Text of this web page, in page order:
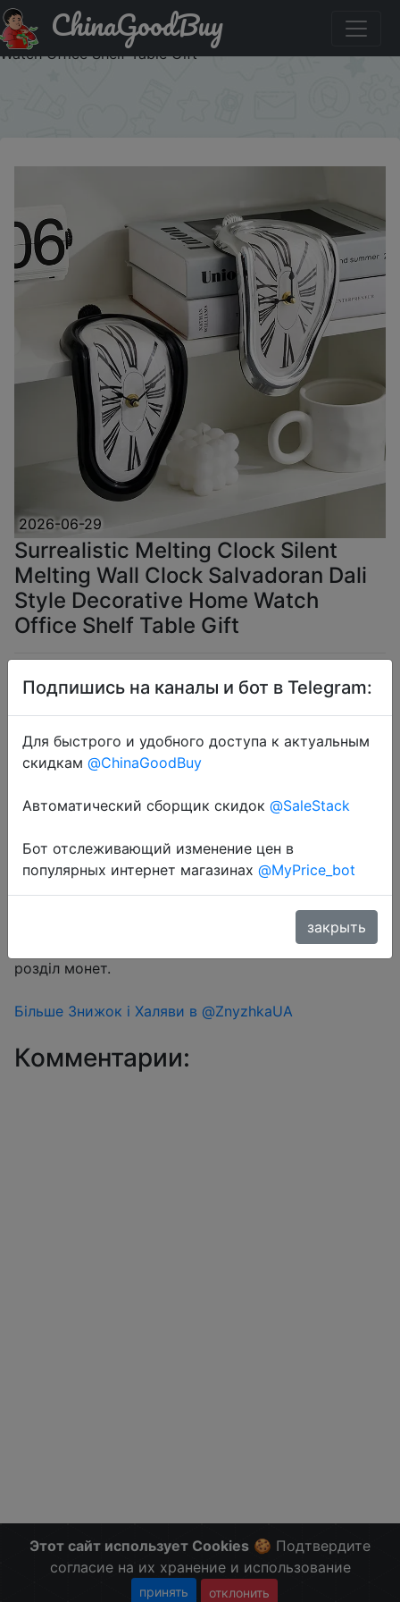
Купить по распродаже : Surrealistic Melting Clock Silent
Melting Wall Clock Salvadoran Dali Style Decorative Home
Watch Office Shelf Table Gift
ChinaGoodBuy
2026-06-29
Surrealistic Melting Clock Silent
Melting Wall Clock Salvadoran Dali
Style Decorative Home Watch
Office Shelf Table Gift
$11.7
Coins
Перейти в магазин
Знижка монетками 23 Coins у додатку через
розділ монет.
Більше Знижок і Халяви в @ZnyzhkaUA
Комментарии:
Этот сайт использует Cookies 🍪 Подтвердите
согласие на их хранение и использование
принять отклонить
Подпишись на каналы и бот в Telegram:
Для быстрого и удобного доступа к актуальным
скидкам @ChinaGoodBuy
Автоматический сборщик скидок @SaleStack
Бот отслеживающий изменение цен в
популярных интернет магазинах @MyPrice_bot
закрыть